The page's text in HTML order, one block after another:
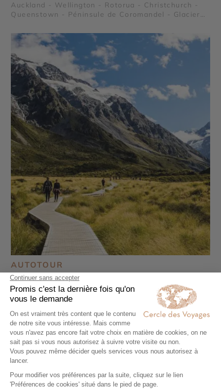
Auckland - Wellington - Rotorua - Christchurch -
Queenstown - Péninsule de Coromandel - Glacier
AUTOTOUR
Les plus belles randonnées de Nouvelle-
Zélande
/pers
Auckland - Wellington - Rotorua - Christchurch -
Queenstown - Parc National Abel Tasman - Mont
Cook - Parc National du Tongariro